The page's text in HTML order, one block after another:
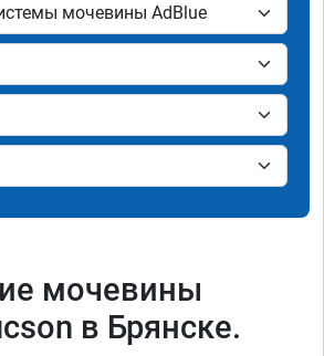
мочевины
в Брянске.